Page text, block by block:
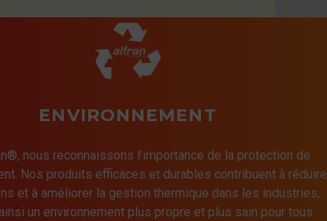
ENVIRONNEMENT
nous reconnaissons l’importance de la protection de
Nos produits efficaces et durables contribuent à réduire
et à améliorer la gestion thermique dans les industries,
un environnement plus propre et plus sain pour tous.